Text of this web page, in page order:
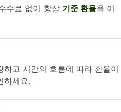
수료 없이 항상 기준 환율을 이
하고 시간의 흐름에 따라 환율이
하세요.